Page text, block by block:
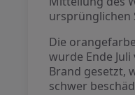
ursprünglichen
Die
wurde Ende
Brand gesetzt,
schwer